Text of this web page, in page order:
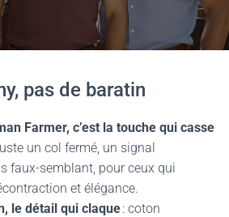
pas de baratin
Farmer, c’est la touche qui casse
un col fermé, un signal
faux-semblant, pour ceux qui
et élégance.
le détail qui claque: coton